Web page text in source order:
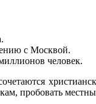
с Москвой.
человек.
пробовать